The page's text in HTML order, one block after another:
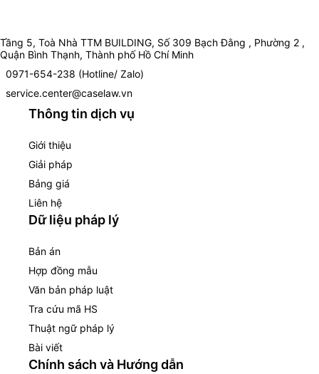
Tầng 5, Toà Nhà TTM BUILDING, Số 309 Bạch Đằng , Phường 2 ,
Quận Bình Thạnh, Thành phố Hồ Chí Minh
0971-654-238 (Hotline/ Zalo)
service.center@caselaw.vn
Thông tin dịch vụ
Giới thiệu
Giải pháp
Bảng giá
Liên hệ
Dữ liệu pháp lý
Bản án
Hợp đồng mẫu
Văn bản pháp luật
Tra cứu mã HS
Thuật ngữ pháp lý
Bài viết
Chính sách và Hướng dẫn